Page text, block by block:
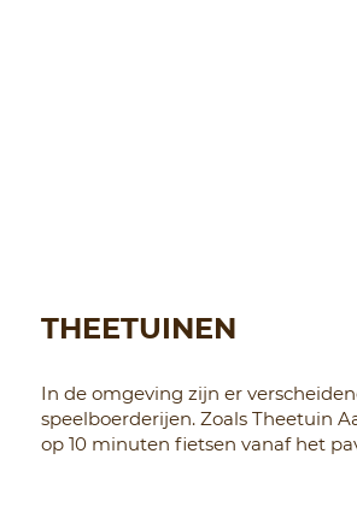
THEETUINEN
In de omgeving zijn er
speelboerderijen. Zoals Theetuin
op 10 minuten fietsen vanaf het